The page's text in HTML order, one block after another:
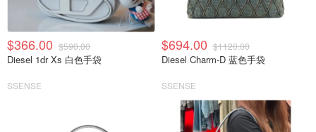
$366.00 $590.00
Diesel 1dr Xs 白色手袋
SSENSE
$694.00 $1120.00
Diesel Charm-D 蓝色手袋
SSENSE